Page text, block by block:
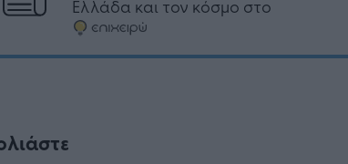
Ελλάδα και τον κόσμο στο